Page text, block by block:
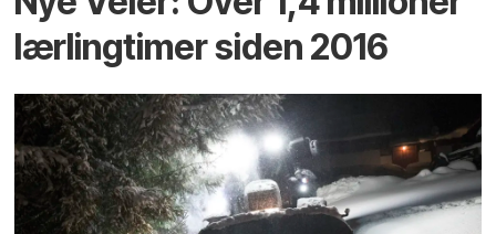
lærlingtimer siden 2016